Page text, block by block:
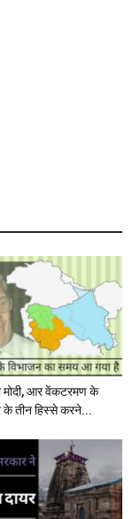
मोदी, आर वेंकटरमण के
के तीन हिस्से करने...